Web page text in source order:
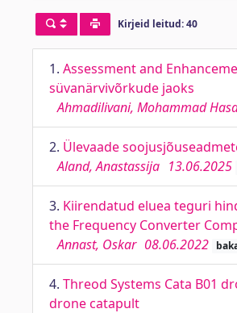
Kirjeid leitud: 40
1. Assessment and
süvanärvivõrkude jaoks
Ahmadilivani, Mohammad
2. Ülevaade
Aland, Anastassija 13.06.2025
3. Kiirendatud eluea teguri
the Frequency Converter
Annast, Oskar 08.06.2022
4. Threod Systems Cata B01
drone catapult